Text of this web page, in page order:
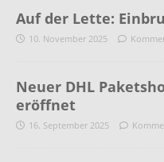
Auf der Lette:
10. November 2025
Neuer DHL
eröffnet
16. September 2025